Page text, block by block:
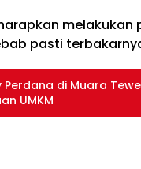
melakukan
pasti
Perdana di Muara
UMKM